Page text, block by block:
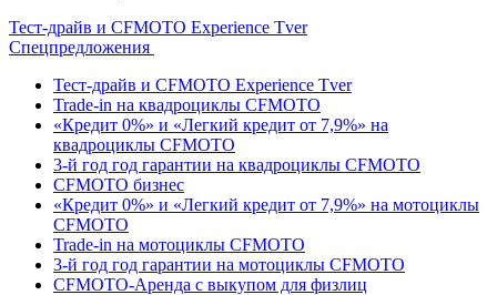
Тест-драйв и CFMOTO Experience Tver
Спецпредложения
Тест-драйв и CFMOTO Experience Tver
Trade-in на квадроциклы CFMOTO
«Кредит 0%» и «Легкий кредит от 7,9%» на
квадроциклы CFMOTO
3-й год год гарантии на квадроциклы CFMOTO
CFMOTO бизнес
«Кредит 0%» и «Легкий кредит от 7,9%» на мотоциклы
CFMOTO
Trade-in на мотоциклы CFMOTO
3-й год год гарантии на мотоциклы CFMOTO
CFMOTO-Аренда с выкупом для физлиц